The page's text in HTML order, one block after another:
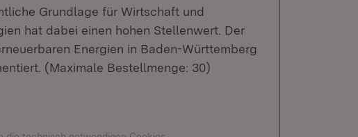
Grundlage für Wirtschaft und
hat dabei einen hohen Stellenwert. Der
Energien in Baden-Württemberg
(Maximale Bestellmenge: 30)